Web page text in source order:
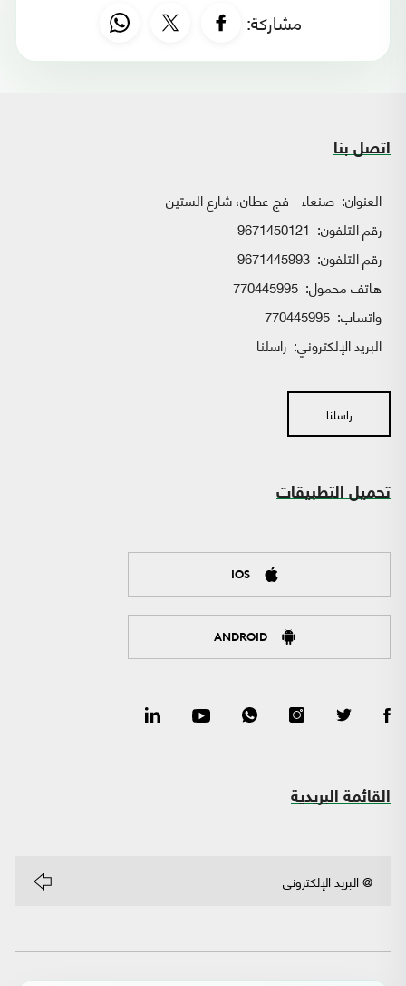
مشاركة:
اتصل بنا
العنوان: صنعاء - فج عطان، شارع الستين
رقم التلفون: 9671450121
رقم التلفون: 9671445993
هاتف محمول: 770445995
واتساب:
البريد الإلكتروني: راسلنا
راسلنا
تحميل التطبيقات
IOS
ANDROID
القائمة البريدية